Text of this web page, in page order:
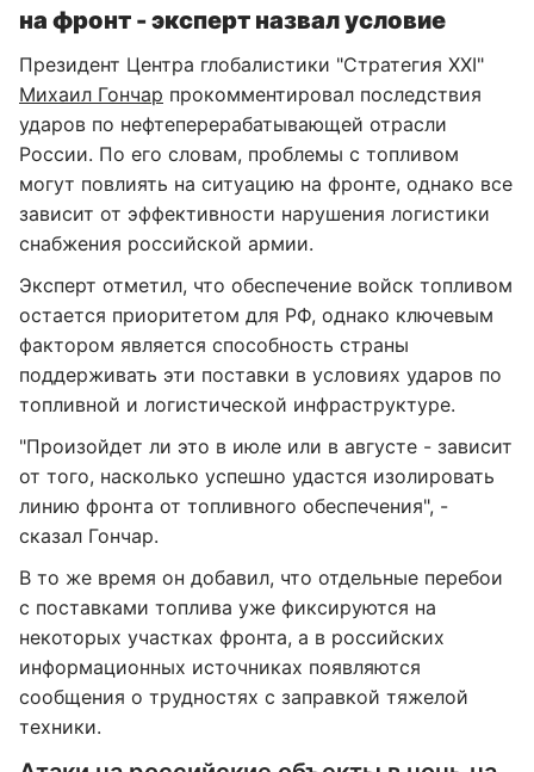
на фронт - эксперт назвал условие
Президент Центра глобалистики "Стратегия XXI"
Михаил Гончар прокомментировал последствия
ударов по нефтеперерабатывающей отрасли
России. По его словам, проблемы с топливом
могут повлиять на ситуацию на фронте, однако все
зависит от эффективности нарушения логистики
снабжения российской армии.
Эксперт отметил, что обеспечение войск топливом
остается приоритетом для РФ, однако ключевым
фактором является способность страны
поддерживать эти поставки в условиях ударов по
топливной и логистической инфраструктуре.
"Произойдет ли это в июле или в августе - зависит
от того, насколько успешно удастся изолировать
линию фронта от топливного обеспечения", -
сказал Гончар.
В то же время он добавил, что отдельные перебои
с поставками топлива уже фиксируются на
некоторых участках фронта, а в российских
информационных источниках появляются
сообщения о трудностях с заправкой тяжелой
техники.